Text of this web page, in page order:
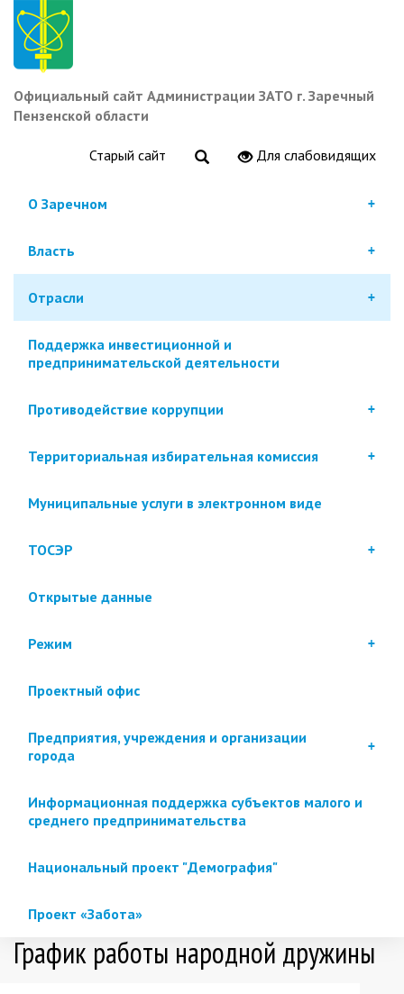
Перейти
основному
содержанию
Официальный сайт Администрации ЗАТО г. Заречный
Пензенской области
Старый сайт Для слабовидящих
О Заречном
Власть
Отрасли
Поддержка инвестиционной и
предпринимательской деятельности
Противодействие коррупции
Территориальная избирательная комиссия
Муниципальные услуги в электронном виде
ТОСЭР
Открытые данные
Режим
Проектный офис
Предприятия, учреждения и организации
города
Информационная поддержка субъектов малого и
среднего предпринимательства
Национальный проект "Демография"
Проект «Забота»
График работы народной дружины